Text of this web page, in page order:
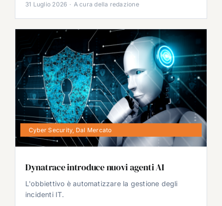
31 Luglio 2026 · A cura della redazione
Cyber Security, Dal Mercato
Dynatrace introduce nuovi agenti AI
L'obbiettivo è automatizzare la gestione degli
incidenti IT.